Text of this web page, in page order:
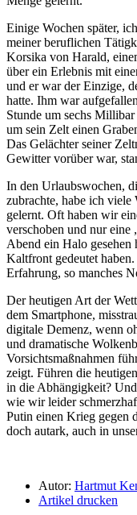
Einige Wochen später,
meiner beruflichen
Korsika von Harald,
über ein Erlebnis mit
und er war der Einzige,
hatte. Ihm war
Stunde um sechs
um sein Zelt einen
Das Gelächter seiner
Gewitter vorüber war,
In den Urlaubswochen,
zubrachte, habe ich viele
gelernt. Oft haben wir
verschoben und nur eine
Abend ein Halo gesehen
Kaltfront gedeutet
Erfahrung, so manches
Der heutigen Art der
dem Smartphone,
digitale Demenz, wenn
und dramatische
Vorsichtsmaßnahmen
zeigt. Führen die
in die Abhängigkeit?
wie wir leider
Putin einen Krieg gegen
doch autark, auch in
Autor: Hartmut
Artikel drucken